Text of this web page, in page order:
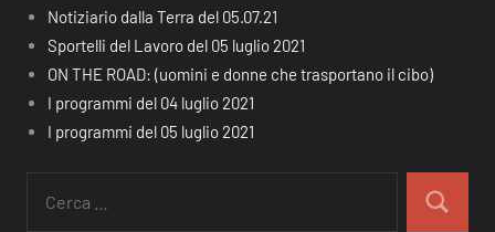
Notiziario dalla Terra del 05.07.21
Sportelli del Lavoro del 05 luglio 2021
ON THE ROAD: (uomini e donne che trasportano il cibo)
I programmi del 04 luglio 2021
I programmi del 05 luglio 2021
per:
Cerca